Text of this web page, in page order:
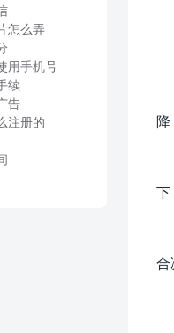
降
下
合
怎么弄
用手机号
续
告
注册的